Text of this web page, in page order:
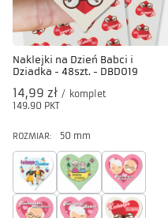
Naklejki na Dzień Babci i
Dziadka - 48szt. - DBD019
14,99 zł / komplet
149.90 PKT
ROZMIAR: 50 mm